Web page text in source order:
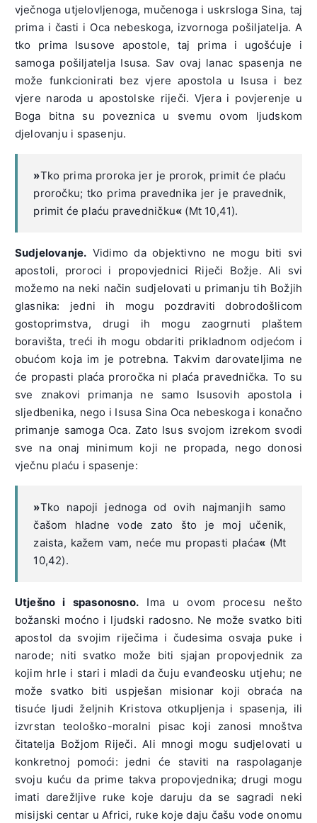
vječnoga utjelovljenoga, mučenoga i uskrsloga Sina, taj
prima i časti i Oca nebeskoga, izvornoga pošiljatelja. A
tko prima Isusove apostole, taj prima i ugošćuje i
samoga pošiljatelja Isusa. Sav ovaj lanac spasenja ne
može funkcionirati bez vjere apostola u Isusa i bez
vjere naroda u apostolske riječi. Vjera i povjerenje u
Boga bitna su poveznica u svemu ovom ljudskom
djelovanju i spasenju.
»Tko prima proroka jer je prorok, primit će plaću
proročku; tko prima pravednika jer je pravednik,
primit će plaću pravedničku« (Mt 10,41).
Sudjelovanje. Vidimo da objektivno ne mogu biti svi
apostoli, proroci i propovjednici Riječi Božje. Ali svi
možemo na neki način sudjelovati u primanju tih Božjih
glasnika: jedni ih mogu pozdraviti dobrodošlicom
gostoprimstva, drugi ih mogu zaogrnuti plaštem
boravišta, treći ih mogu obdariti prikladnom odjećom i
obućom koja im je potrebna. Takvim darovateljima ne
će propasti plaća proročka ni plaća pravednička. To su
sve znakovi primanja ne samo Isusovih apostola i
sljedbenika, nego i Isusa Sina Oca nebeskoga i konačno
primanje samoga Oca. Zato Isus svojom izrekom svodi
sve na onaj minimum koji ne propada, nego donosi
vječnu plaću i spasenje:
»Tko napoji jednoga od ovih najmanjih samo
čašom hladne vode zato što je moj učenik,
zaista, kažem vam, neće mu propasti plaća« (Mt
10,42).
Utješno i spasonosno. Ima u ovom procesu nešto
božanski moćno i ljudski radosno. Ne može svatko biti
apostol da svojim riječima i čudesima osvaja puke i
narode; niti svatko može biti sjajan propovjednik za
kojim hrle i stari i mladi da čuju evanđeosku utjehu; ne
može svatko biti uspješan misionar koji obraća na
tisuće ljudi željnih Kristova otkupljenja i spasenja, ili
izvrstan teološko-moralni pisac koji zanosi mnoštva
čitatelja Božjom Riječi. Ali mnogi mogu sudjelovati u
konkretnoj pomoći: jedni će staviti na raspolaganje
svoju kuću da prime takva propovjednika; drugi mogu
imati darežljive ruke koje daruju da se sagradi neki
misijski centar u Africi, ruke koje daju čašu vode onomu